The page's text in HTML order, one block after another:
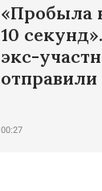
«Пробыла
10
экс-
00:27